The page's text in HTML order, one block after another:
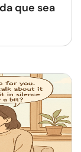
que sea